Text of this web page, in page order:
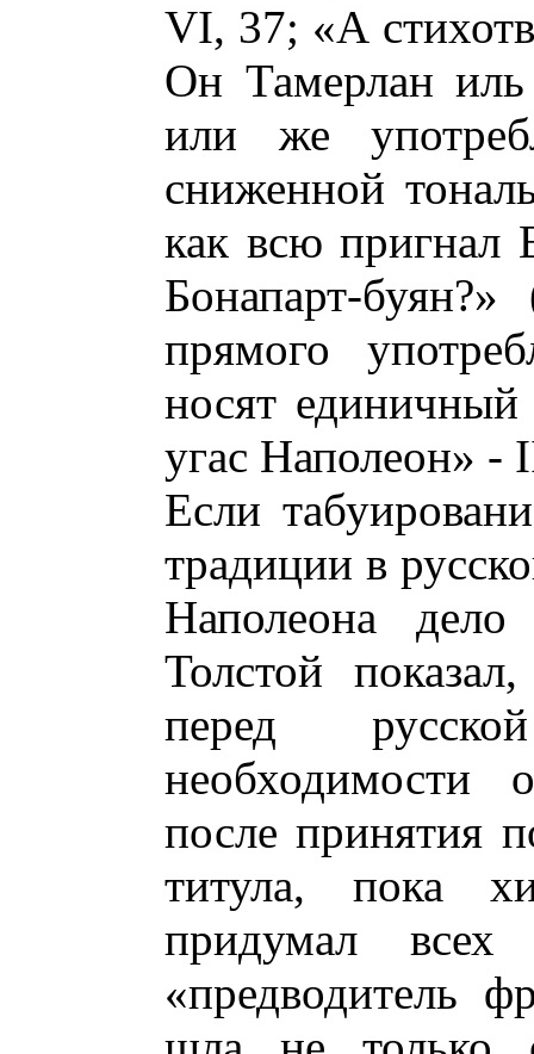
VI, 37; «А
Он Тамерлан
или же
сниженной
как всю пригнал
Бонапарт-
прямого
носят
угас Наполеон» -
Если
традиции в
Наполеона
Толстой
перед
необходимости
после принятия
титула, пока
придумал всех
«предводитель